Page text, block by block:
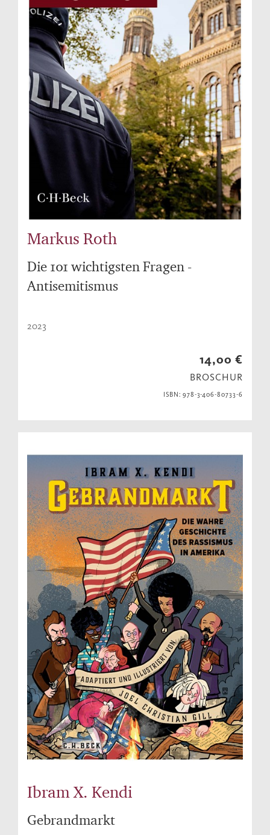
Markus Roth
Die 101 wichtigsten Fragen -
Antisemitismus
2023
14,00 €
BROSCHUR
ISBN: 978-3-406-80733-6
Ibram X. Kendi
Gebrandmarkt